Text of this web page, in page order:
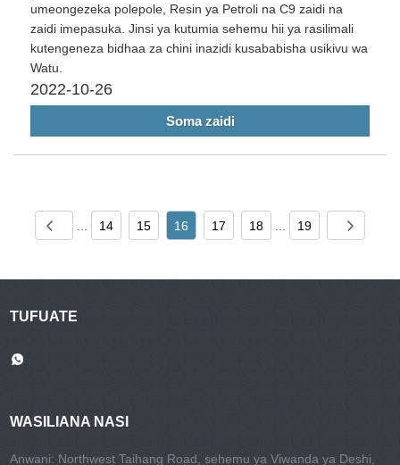
umeongezeka polepole, Resin ya Petroli na C9 zaidi na
zaidi imepasuka. Jinsi ya kutumia sehemu hii ya rasilimali
kutengeneza bidhaa za chini inazidi kusababisha usikivu wa
Watu.
2022-10-26
Soma zaidi
14 15 16 17 18 19
TUFUATE
WASILIANA NASI
Anwani: Northwest Taihang Road, sehemu ya Viwanda ya Deshi,